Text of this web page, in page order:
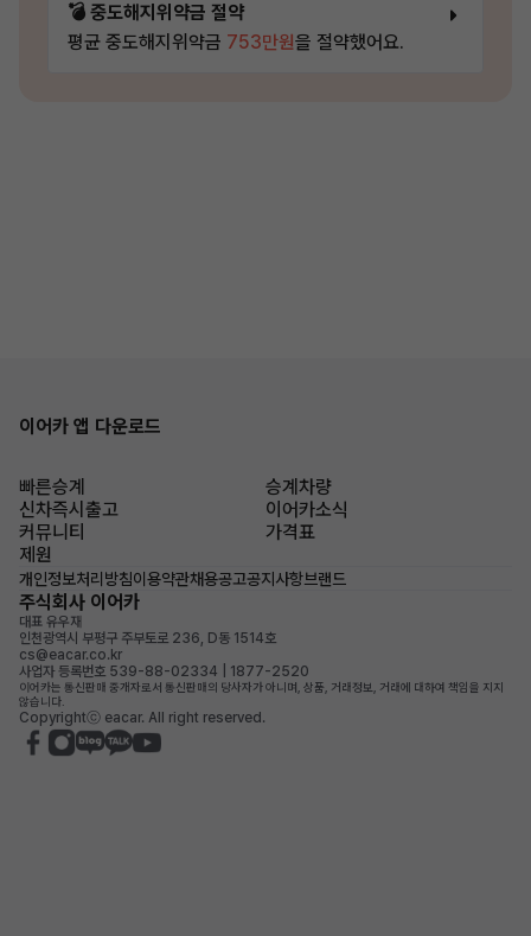
💣 중도해지위약금 절약
평균 중도해지위약금 753만원을 절약했어요.
이어카 앱 다운로드
빠른승계
승계차량
신차즉시출고
이어카소식
커뮤니티
가격표
제원
개인정보처리방침이용약관채용공고공지사항브랜드
주식회사 이어카
대표 유우재
인천광역시 부평구 주부토로 236, D동 1514호
cs@eacar.co.kr
사업자 등록번호 539-88-02334 | 1877-2520
이어카는 통신판매 중개자로서 통신판매의 당사자가 아니며, 상품, 거래정보, 거래에 대하여 책임을 지지
않습니다.
Copyrightⓒ eacar. All right reserved.